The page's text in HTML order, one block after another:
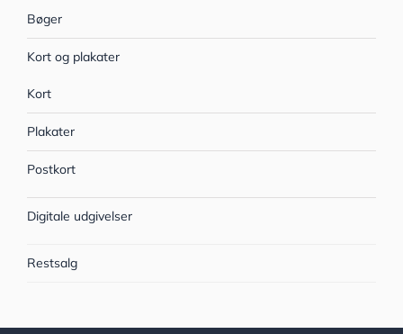
Bøger
Kort og plakater
Kort
Plakater
Postkort
Digitale udgivelser
Restsalg